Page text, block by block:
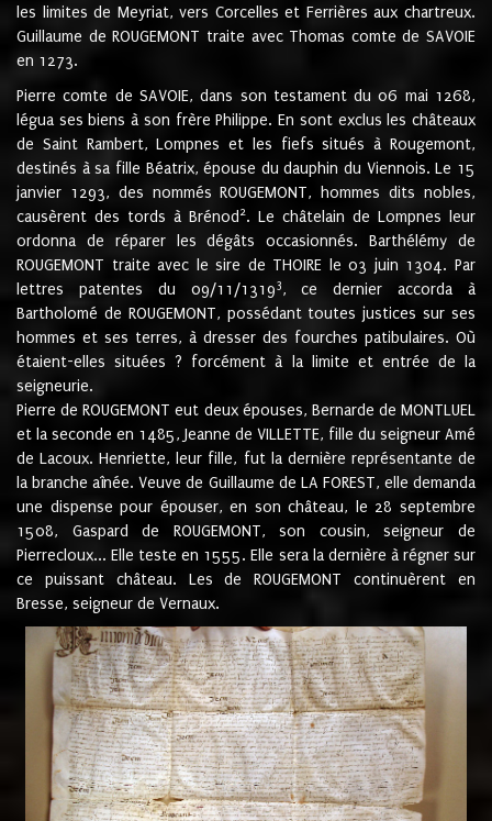
les limites de Meyriat, vers Corcelles et Ferrières aux chartreux.
Guillaume de ROUGEMONT traite avec Thomas comte de SAVOIE
en 1273.
Pierre comte de SAVOIE, dans son testament du 06 mai 1268,
légua ses biens à son frère Philippe. En sont exclus les châteaux
de Saint Rambert, Lompnes et les fiefs situés à Rougemont,
destinés à sa fille Béatrix, épouse du dauphin du Viennois. Le 15
janvier 1293, des nommés ROUGEMONT, hommes dits nobles,
causèrent des tords à Brénod 2. Le châtelain de Lompnes leur
ordonna de réparer les dégâts occasionnés. Barthélémy de
ROUGEMONT traite avec le sire de THOIRE le 03 juin 1304. Par
lettres patentes du 09/11/13193, ce dernier accorda à
Bartholomé de ROUGEMONT, possédant toutes justices sur ses
hommes et ses terres, à dresser des fourches patibulaires. Où
étaient-elles situées ? forcément à la limite et entrée de la
seigneurie.
Pierre de ROUGEMONT eut deux épouses, Bernarde de MONTLUEL
et la seconde en 1485, Jeanne de VILLETTE, fille du seigneur Amé
de Lacoux. Henriette, leur fille, fut la dernière représentante de
la branche aînée. Veuve de Guillaume de LA FOREST, elle demanda
une dispense pour épouser, en son château, le 28 septembre
1508, Gaspard de ROUGEMONT, son cousin, seigneur de
Pierrecloux... Elle teste en 1555. Elle sera la dernière à régner sur
ce puissant château. Les de ROUGEMONT continuèrent en
Bresse, seigneur de Vernaux.